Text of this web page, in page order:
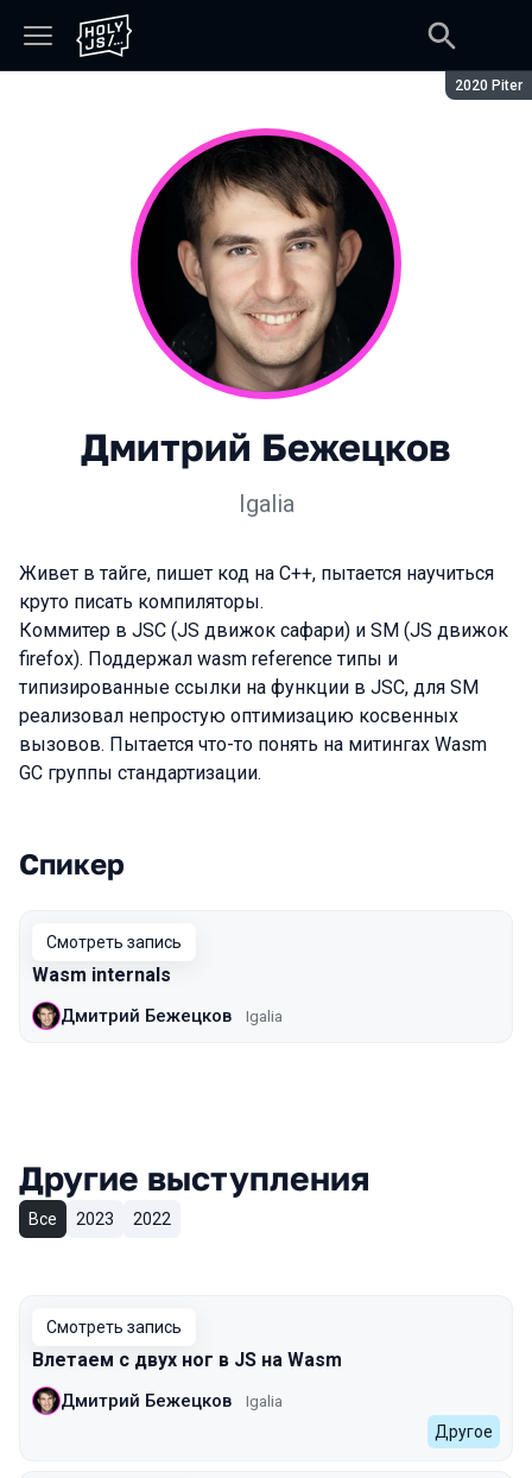
Сезон:
2020 Piter
Дмитрий Бежецков
Igalia
Живет в тайге, пишет код на C++, пытается научиться
круто писать компиляторы.
Коммитер в JSC (JS движок сафари) и SM (JS движок
firefox). Поддержал wasm reference типы и
типизированные ссылки на функции в JSC, для SM
реализовал непростую оптимизацию косвенных
вызовов. Пытается что-то понять на митингах Wasm
GC группы стандартизации.
Выступления в сезоне 2020 Piter
Спикер
Смотреть запись
Wasm internals
Дмитрий Бежецков Igalia
Другие выступления
Все 2023 2022
Смотреть запись
Влетаем с двух ног в JS на Wasm
Дмитрий Бежецков Igalia
Другое